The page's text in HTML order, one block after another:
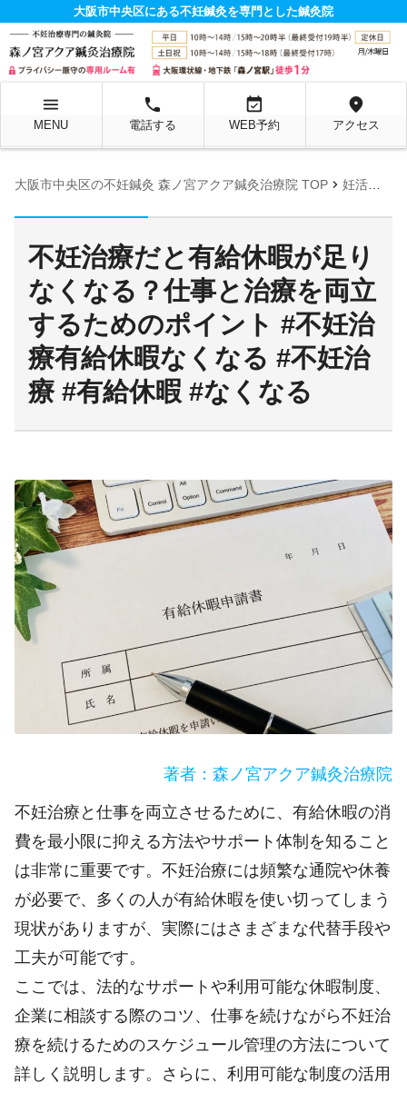
大阪市中央区にある不妊鍼灸を専門とした鍼灸院
menu
MENU
local_phone
電話する
event_available
WEB予約
location_on
アクセス
大阪市中央区の不妊鍼灸 森ノ宮アクア鍼灸治療院 TOP chevron_right 妊活お役立ち情報ページ
不妊治療だと有給休暇が足り
なくなる？仕事と治療を両立
するためのポイント #不妊治
療有給休暇なくなる #不妊治
療 #有給休暇 #なくなる
著者：森ノ宮アクア鍼灸治療院
不妊治療と仕事を両立させるために、有給休暇の消
費を最小限に抑える方法やサポート体制を知ること
は非常に重要です。不妊治療には頻繁な通院や休養
が必要で、多くの人が有給休暇を使い切ってしまう
現状がありますが、実際にはさまざまな代替手段や
工夫が可能です。
ここでは、法的なサポートや利用可能な休暇制度、
企業に相談する際のコツ、仕事を続けながら不妊治
療を続けるためのスケジュール管理の方法について
詳しく説明します。さらに、利用可能な制度の活用